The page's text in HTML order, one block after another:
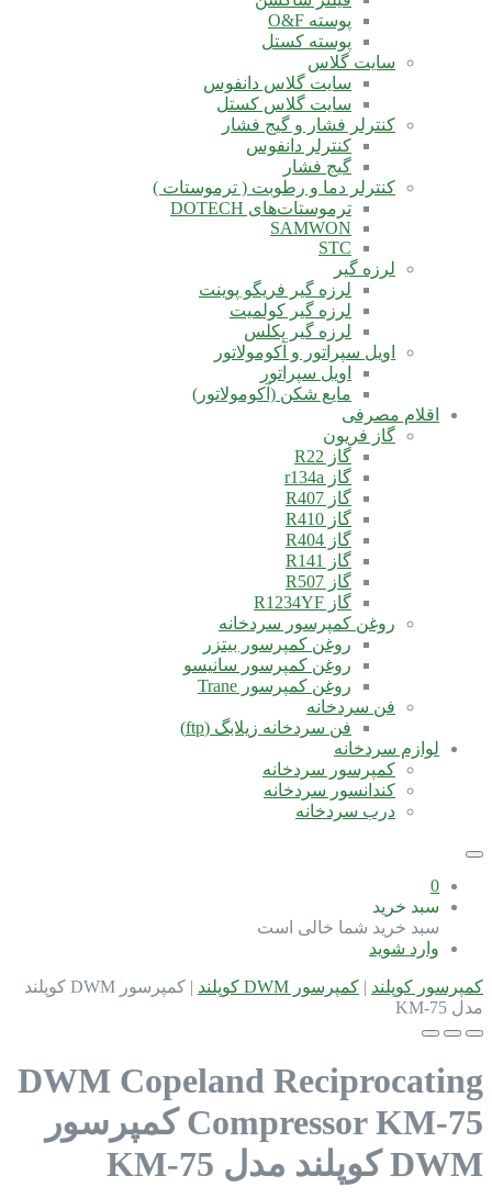
پوسته O&F
پوسته کستل
سایت گلاس
سایت گلاس دانفوس
سایت گلاس کستل
کنترلر فشار و گیج فشار
کنترلر دانفوس
گیج فشار
کنترلر دما و رطوبت ( ترموستات )
ترموستات‌های DOTECH
SAMWON
STC
لرزه گیر
لرزه گیر فریگو پوینت
لرزه گیر کولمیت
لرزه گیر پکلس
اویل سپراتور و آکومولاتور
اویل سپراتور
مایع شکن (آکومولاتور)
اقلام مصرفی
گاز فریون
گاز R22
گاز r134a
گاز R407
گاز R410
گاز R404
گاز R141
گاز R507
گاز R1234YF
روغن کمپرسور سردخانه
روغن کمپرسور بیتزر
روغن کمپرسور سانیسو
روغن کمپرسور Trane
فن سردخانه
فن سردخانه زیلابگ (ftp)
لوازم سردخانه
کمپرسور سردخانه
کندانسور سردخانه
درب سردخانه
0
سبد خرید
سبد خرید شما خالی است
وارد شوید
کمپرسور کوپلند | کمپرسور DWM کوپلند |
کمپرسور DWM کوپلند
مدل KM-75
DWM Copeland Reciprocating
Compressor KM-75کمپرسور
DWM کوپلند مدل KM-75